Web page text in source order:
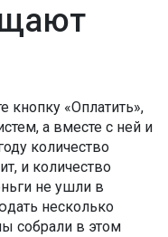
«Оплатить»,
а вместе с ней и
количество
и количество
не ушли в
несколько
собрали в этом